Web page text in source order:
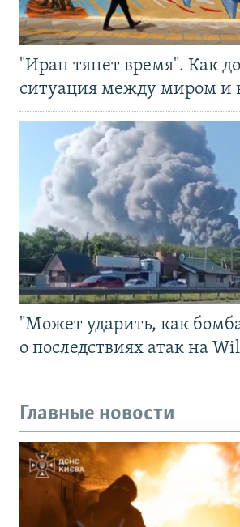
"Иран тянет время". Как
ситуация между миром и
"Может ударить, как
о последствиях атак на
Главные новости